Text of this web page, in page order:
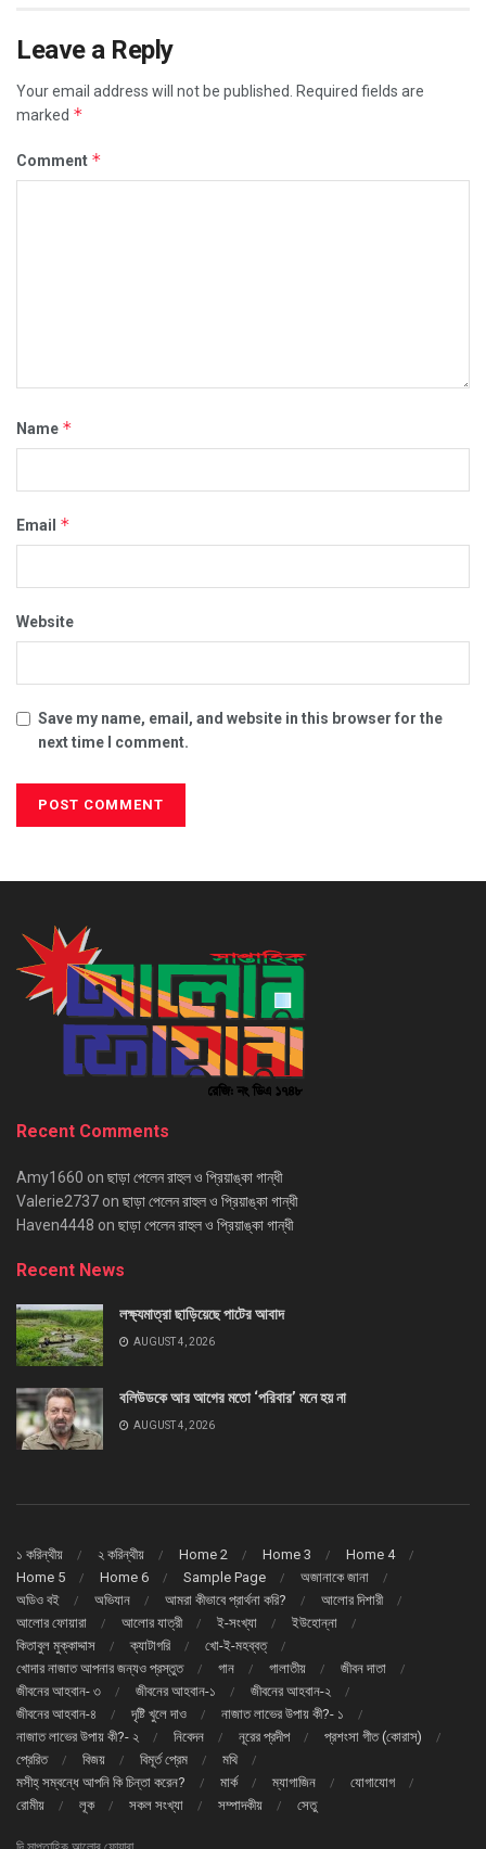
Leave a Reply
Your email address will not be published.
Required fields are
marked *
Comment *
Name *
Email *
Website
Save my name, email, and website in this browser for the
next time I comment.
Recent Comments
Amy1660 on ছাড়া পেলেন রাহুল ও প্রিয়াঙ্কা গান্ধী
Valerie2737 on ছাড়া পেলেন রাহুল ও প্রিয়াঙ্কা গান্ধী
Haven4448 on ছাড়া পেলেন রাহুল ও প্রিয়াঙ্কা গান্ধী
Recent News
লক্ষ্যমাত্রা ছাড়িয়েছে পাটের আবাদ
AUGUST 4, 2026
বলিউডকে আর আগের মতো ‘পরিবার’ মনে হয় না
AUGUST 4, 2026
১ করিন্থীয় ২ করিন্থীয় Home 2 Home 3
Home 4
Home 5
Home 6 Sample Page
অজানাকে জানা
অডিও বই
অভিযান আমরা কীভাবে প্রার্থনা করি?
আলোর দিশারী
আলোর ফোয়ারা
আলোর যাত্রী ই-সংখ্যা
ইউহোন্না
কিতাবুল মুক্কাদ্দাস
ক্যাটাগরি
খো-ই-মহব্বত্
খোদার নাজাত আপনার জন্যও প্রস্তুত
গান গালাতীয়
জীবন দাতা
জীবনের আহবান- ৩
জীবনের আহবান-১
জীবনের আহবান-২
জীবনের আহবান-৪
দৃষ্টি খুলে দাও
নাজাত লাভের উপায় কী?- ১
নাজাত লাভের উপায় কী?- ২
নিবেদন নূরের প্রদীপ
প্রশংসা গীত (কোরাস্)
প্রেরিত
বিজয় বিমূর্ত প্রেম
মথি
মসীহ্ সম্বন্ধে আপনি কি চিন্তা করেন?
মার্ক ম্যাগাজিন
যোগাযোগ
রোমীয়
লূক সকল সংখ্যা সম্পাদকীয় সেতু